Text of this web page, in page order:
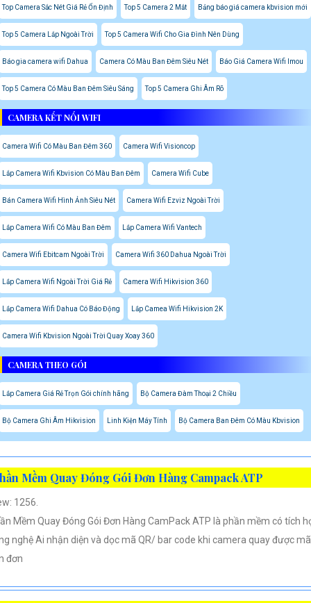
Top Camera Sắc Nét Giá Rẻ Ổn Định Top 5 Camera 2 Mắt Bảng báo giá camera kbvision mới
Top 5 Camera Lắp Ngoài Trời Top 5 Camera Wifi Cho Gia Đình Nên Dùng
Báo gia camera wifi Dahua Camera Có Màu Ban Đêm Siêu Nét Báo Giá Camera Wifi Imou
Top 5 Camera Có Màu Ban Đêm Siêu Sáng Top 5 Camera Ghi Âm Rõ
CAMERA KẾT NỐI WIFI
Camera Wifi Có Màu Ban Đêm 360 Camera Wifi Visioncop
Lắp Camera Wifi Kbvision Có Màu Ban Đêm Camera Wifi Cube
Bán Camera Wifi Hình Ảnh Siêu Nét Camera Wifi Ezviz Ngoài Trời
Lắp Camera Wifi Có Màu Ban Đêm Lắp Camera Wifi Vantech
Camera Wifi Ebitcam Ngoài Trời Camera Wifi 360 Dahua Ngoài Trời
Lắp Camera Wifi Ngoài Trời Giá Rẻ Camera Wifi Hikvision 360
Lắp Camera Wifi Dahua Có Báo Động Lắp Camea Wifi Hikvision 2K
Camera Wifi Kbvision Ngoài Trời Quay Xoay 360
CAMERA THEO GÓI
Lắp Camera Giá Rẻ Trọn Gói chính hãng Bộ Camera Đàm Thoại 2 Chiều
Bộ Camera Ghi Âm Hikvision Linh Kiện Máy Tính Bộ Camera Ban Đêm Có Màu Kbvision
Mềm Quay Đóng Gói Đơn Hàng Campack ATP
1256.
Mềm Quay Đóng Gói Đơn Hàng CamPack ATP là phần mềm có tích
nghệ Ai nhận diện và dọc mã QR/ bar code khi camera quay được mã
đơn